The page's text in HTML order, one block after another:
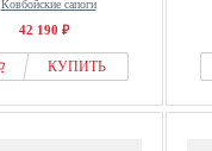
Ковбойские сапоги
42 190 ₽
КУПИТЬ